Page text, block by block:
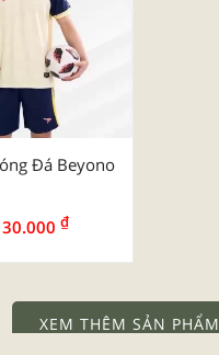
Đá Beyono
₫
XEM THÊM SẢN PHẨM